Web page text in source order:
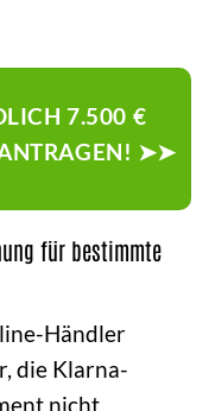
7.500 €
➤➤
für bestimmte
Händler
die Klarna-
nicht